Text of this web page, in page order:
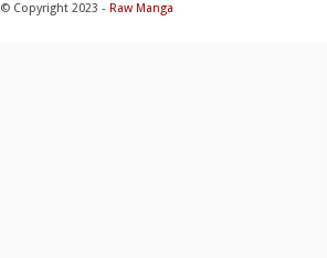
© Copyright 2023 - Raw Manga